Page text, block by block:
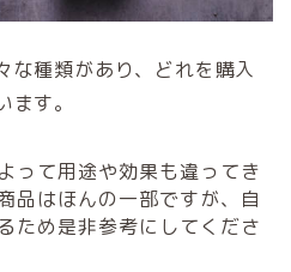
な種類があり、どれを購入
す。
って用途や効果も違ってき
品はほんの一部ですが、自
ため是非参考にしてくださ